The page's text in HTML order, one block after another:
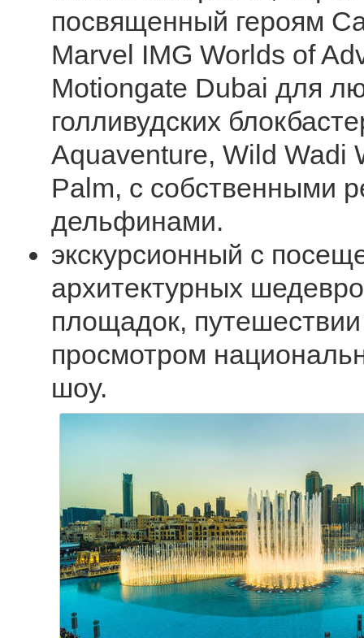
посвященный героям
Marvel IMG Worlds of
Motiongate Dubai для
голливудских
Aquaventure, Wild Wadi
Palm, с собственными
дельфинами.
экскурсионный с
архитектурных
площадок,
просмотром
шоу.